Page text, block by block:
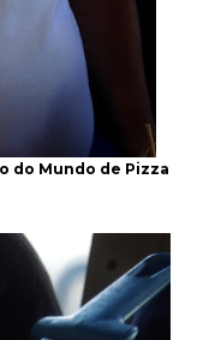
do Mundo de Pizza